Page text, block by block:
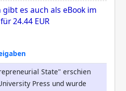
gibt es auch als eBook im
für24.44 EUR
State" erschien
Press und wurde